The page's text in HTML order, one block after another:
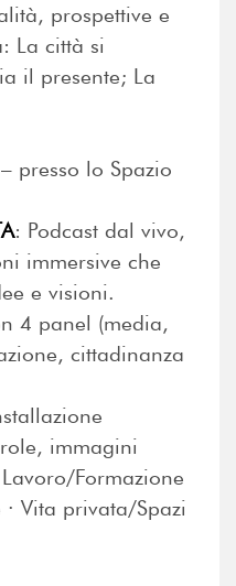
prospettive e
La città si
il presente; La
– presso lo Spazio
: Podcast dal vivo,
immersive che
e visioni.
4 panel (media,
cittadinanza
immagini
Formazione
· Vita privata/Spazi